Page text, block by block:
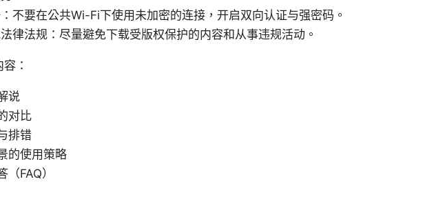
不要在公共Wi-Fi下使用未加密的连接，开启双向认证与强密码。
律法规：尽量避免下载受版权保护的内容和从事违规活动。
：
说
对比
排错
的使用策略
FAQ）